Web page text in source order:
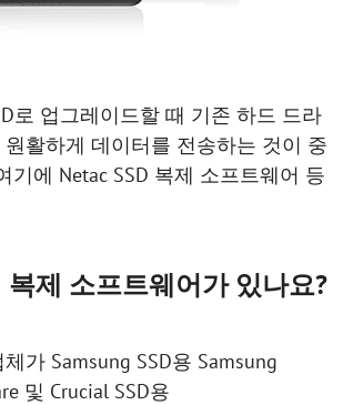
로 업그레이드할 때 기존 하드 드라
원활하게 데이터를 전송하는 것이 중
기에 Netac SSD 복제 소프트웨어 등
복제 소프트웨어가 있나요?
가 Samsung SSD용 Samsung
및 Crucial SSD용